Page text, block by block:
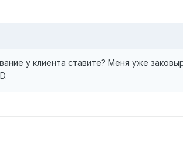
у клиента ставите? Меня уже